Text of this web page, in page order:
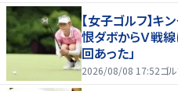
【女子ゴルフ】
恨ダボからＶ戦
回あった」
2026/08/08 17:52ゴ